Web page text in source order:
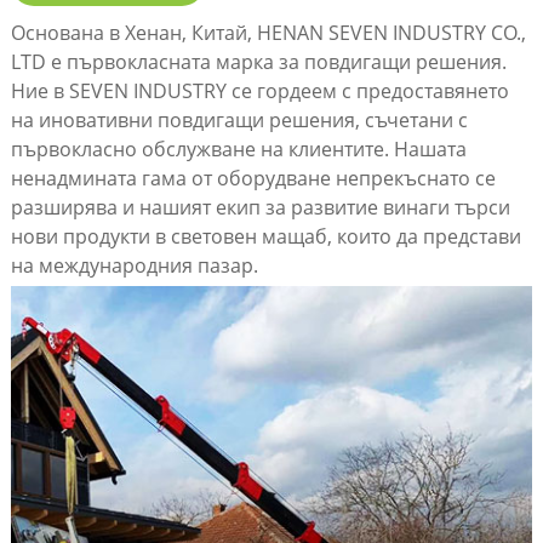
кранове тип паяк с
капацитет от 1 тон, 3
тона, 5 тона, 8 тона и 12
тона.
Основана в Хенан, Китай, HENAN SEVEN INDUSTRY CO.,
LTD е първокласната марка за повдигащи решения.
Ние в SEVEN INDUSTRY се гордеем с предоставянето
на иновативни повдигащи решения, съчетани с
първокласно обслужване на клиентите. Нашата
ненадмината гама от оборудване непрекъснато се
разширява и нашият екип за развитие винаги търси
нови продукти в световен мащаб, които да представи
на международния пазар.